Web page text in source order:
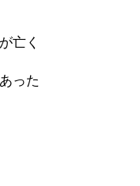
亡く
った